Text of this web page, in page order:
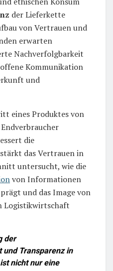
der Lieferkette
von Vertrauen und
erwarten
Nachverfolgbarkeit
Kommunikation
und
eines Produktes von
die
das Vertrauen in
untersucht, wie die
von Informationen
und das Image von
Logistikwirtschaft
der
Transparenz in
nicht nur eine